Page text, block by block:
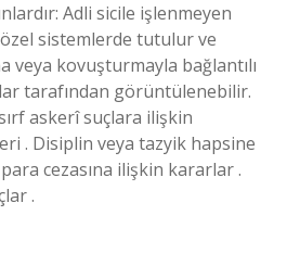
Adli sicile işlenmeyen
özel sistemlerde tutulur ve
veya kovuşturmayla bağlantılı
tarafından görüntülenebilir.
askerî suçlara ilişkin
. Disiplin veya tazyik hapsine
cezasına ilişkin kararlar .
.